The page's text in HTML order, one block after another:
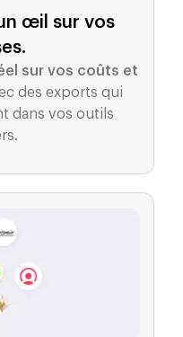
œil sur vos
sur vos coûts et
des exports qui
dans vos outils